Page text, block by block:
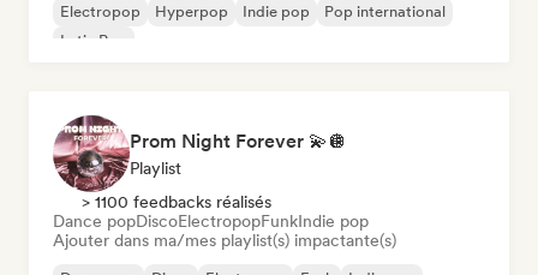
Electropop
Hyperpop Indie pop
Pop international
Latin Pop
Prom Night Forever 💫🪩
Playlist
> 1100 feedbacks réalisés
Dance popDiscoElectropopFunkIndie pop
Ajouter dans ma/mes playlist(s) impactante(s)